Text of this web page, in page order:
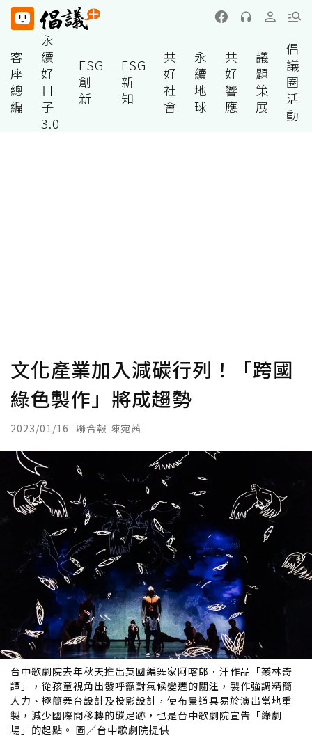
客
座
總
編
永
續
好
日
子
3.0
ESG
創
新
ESG
新
知
共
好
社
會
永
續
地
球
共
好
響
應
議
題
策
展
倡
議
圈
活
動
文化產業加入減碳行列！「跨國
綠色製作」將成趨勢
2023/01/16 聯合報 陳宛茜
台中歌劇院去年秋天推出英國編舞家阿喀郎．汗作品「叢林奇
譚」，從孩童視角出發呼籲對氣候變遷的關注，製作強調精簡
人力、極簡舞台設計及投影設計，使布景道具易於演出當地重
製，減少國際間移轉的碳足跡，也是台中歌劇院宣告「綠劇
場」的起點。 圖／台中歌劇院提供